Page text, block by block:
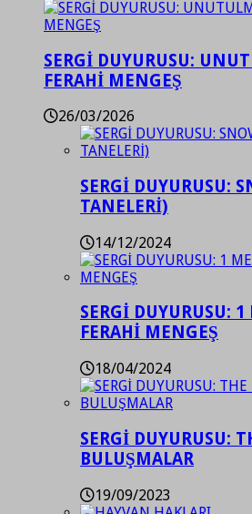
SERGİ DUYURUSU:
FERAHİ MENGEŞ
26/03/2026
SERGİ DUYURUSU:
TANELERİ)
14/12/2024
SERGİ DUYURUSU:
FERAHİ MENGEŞ
18/04/2024
SERGİ DUYURUSU:
BULUŞMALAR
19/09/2023